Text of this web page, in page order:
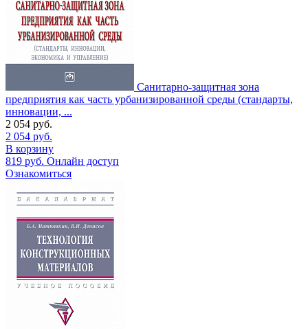
Санитарно-защитная зона
предприятия как часть урбанизированной среды (стандарты,
инновации, ...
2 054 руб.
2 054 руб.
В корзину
819 руб. Онлайн доступ
Ознакомиться